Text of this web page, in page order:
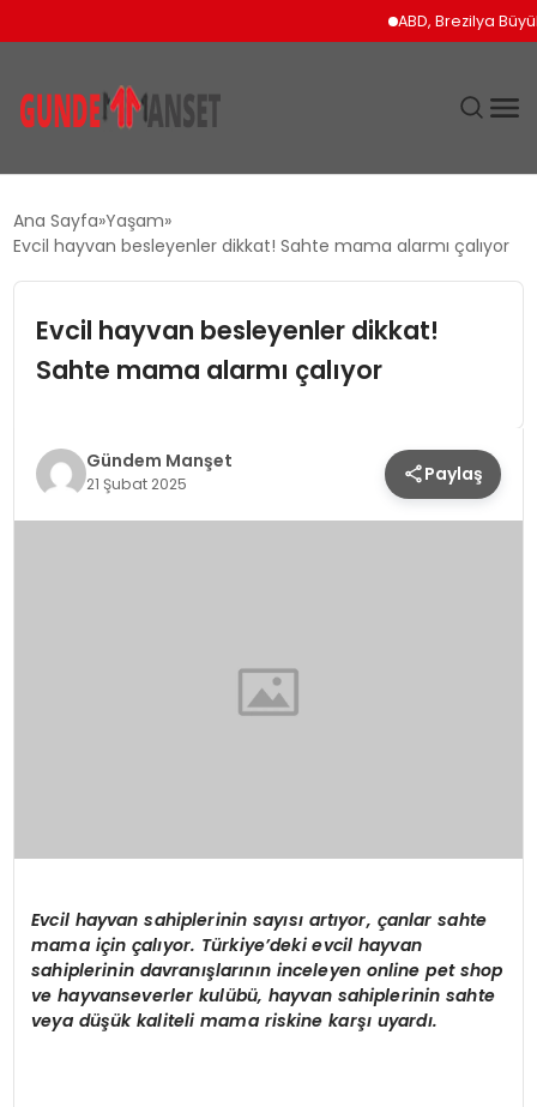
ABD, Brezilya
EKONOMI
TEKNOLOJI
YAŞAM
Ana Sayfa Yaşam
Evcil hayvan besleyenler dikkat! Sahte mama alarmı çalıyor
Evcil hayvan besleyenler dikkat!
Sahte mama alarmı çalıyor
Gündem Manşet
21 Şubat 2025 Paylaş
Evcil hayvan sahiplerinin sayısı artıyor, çanlar sahte
mama için çalıyor. Türkiye’deki evcil hayvan
sahiplerinin davranışlarının inceleyen online pet shop
ve hayvanseverler kulübü, hayvan sahiplerinin sahte
veya düşük kaliteli mama riskine karşı uyardı.